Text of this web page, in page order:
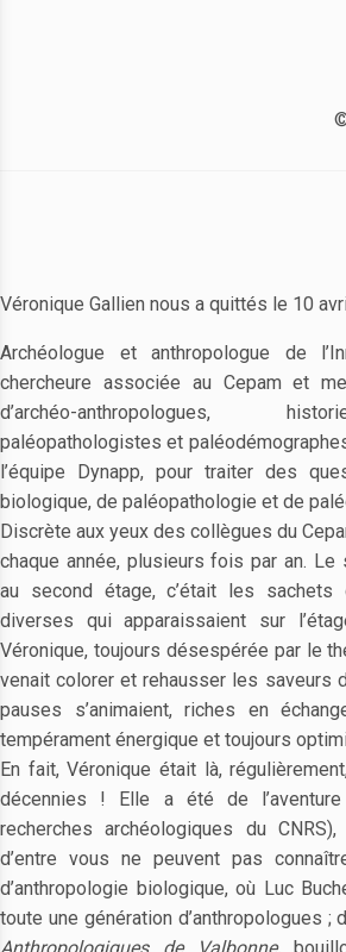
Véronique Gallien nous a quittés le 10
Archéologue et anthropologue de
chercheure associée au Cepam et
d’archéo-anthropologues,
paléopathologistes et
l’équipe Dynapp, pour traiter des
biologique, de paléopathologie et de
Discrète aux yeux des collègues du
chaque année, plusieurs fois par an.
au second étage, c’était les
diverses qui apparaissaient sur
Véronique, toujours désespérée par le
venait colorer et rehausser les saveurs
pauses s’animaient, riches en
tempérament énergique et toujours
En fait, Véronique était là,
décennies ! Elle a été de
recherches archéologiques du
d’entre vous ne peuvent pas
d’anthropologie biologique, où Luc
toute une génération d’anthropologues ;